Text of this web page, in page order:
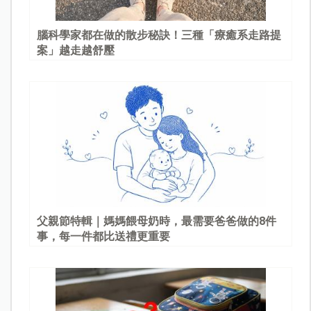
腦科學家都在做的散步秘訣！三種「療癒系走路提
案」越走越舒壓
父親節特輯｜媽媽餵母奶時，最需要爸爸做的8件
事，每一件都比送禮更重要